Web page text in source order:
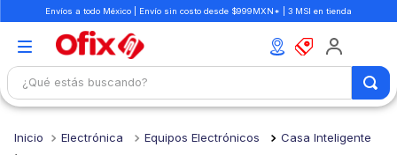
Envíos a todo México | Envío sin costo desde $999MXN* | 3 MSI en tienda
¿Qué estás buscando?
Electrónica Equipos Electrónicos Casa Inteligente
1.
mochilas